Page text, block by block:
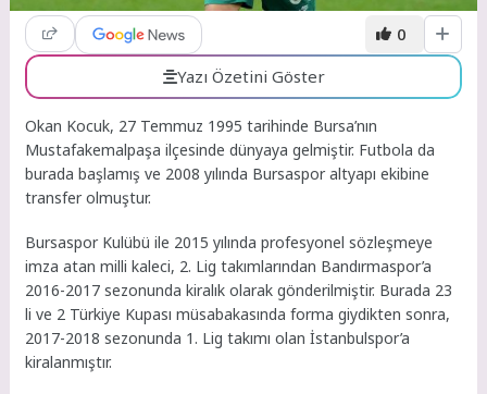
0
Yazı Özetini Göster
Okan Kocuk, 27 Temmuz 1995 tarihinde Bursa’nın
Mustafakemalpaşa ilçesinde dünyaya gelmiştir. Futbola da
burada başlamış ve 2008 yılında Bursaspor altyapı ekibine
transfer olmuştur.
Bursaspor Kulübü ile 2015 yılında profesyonel sözleşmeye
imza atan milli kaleci, 2. Lig takımlarından Bandırmaspor’a
2016-2017 sezonunda kiralık olarak gönderilmiştir. Burada 23
li ve 2 Türkiye Kupası müsabakasında forma giydikten sonra,
2017-2018 sezonunda 1. Lig takımı olan İstanbulspor’a
kiralanmıştır.